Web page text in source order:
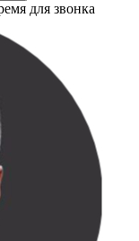
для звонка